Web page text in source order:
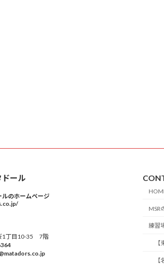
ール
のホームページ
1丁目10-35 7階
MSR
練習